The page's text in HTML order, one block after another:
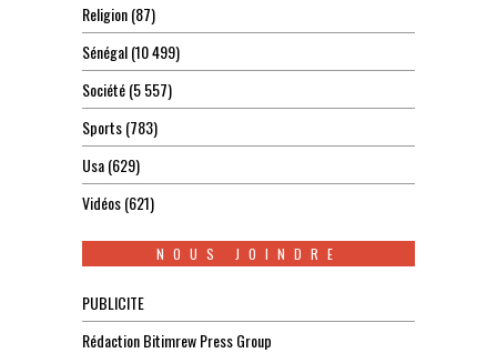
Religion(87)
Sénégal(10 499)
Société(5 557)
Sports(783)
Usa(629)
Vidéos(621)
NOUS JOINDRE
PUBLICITE
Rédaction Bitimrew Press Group